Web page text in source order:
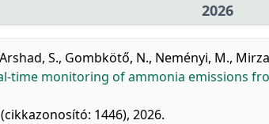
2026
Arshad, S., Gombkötő, N., Neményi, M.,
time monitoring of ammonia emissions
1446), 2026.